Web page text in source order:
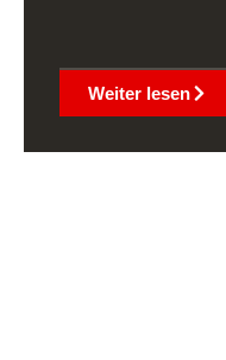
Weiter lesen